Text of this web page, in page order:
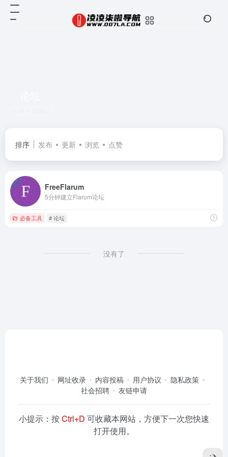
排序 发布 更新 浏览 点赞
FreeFlarum
5分钟建立Flarum论坛
必备工具 # 论坛
没有了
关于我们 网址收录 内容投稿 用户协议
隐私政策
社会招聘
友链申请
小提示：按Ctrl+D 可收藏本网站，方便下一次您快速
打开使用。